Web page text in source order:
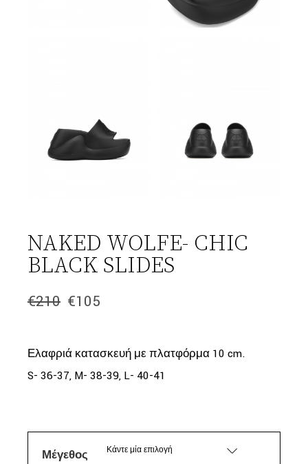
NAKED WOLFE- CHIC
BLACK SLIDES
€210
Original
€210.
€105
Η
είναι:
€105.
Ελαφριά κατασκευή με πλατφόρμα 10 cm.
S- 36-37, M- 38-39, L- 40-41
Μέγεθος Κάντε μία επιλογή